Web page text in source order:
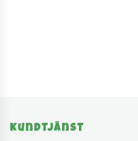
Kundtjänst